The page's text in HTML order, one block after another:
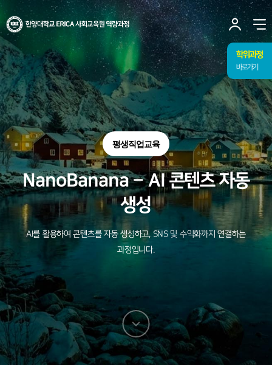
한양대학교
ERICA
사회교육원
역량과정
유저
토글
메뉴
사
열
학위과정
바로가기
평생직업교육
NanoBanana – AI 콘텐츠 자동
생성
AI를 활용하여 콘텐츠를 자동 생성하고, SNS 및 수익화까지 연결하는
과정입니다.
다음
섹션으로
이동